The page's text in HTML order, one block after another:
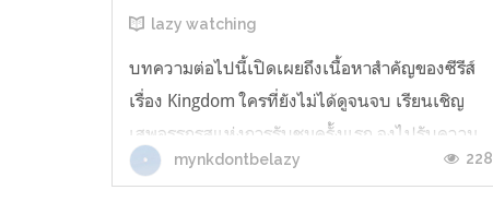
lazy watching
บทความต่อไปนี้เปิดเผยถึงเนื้อหาสำคัญของซีรีส์
เรื่อง Kingdom ใครที่ยังไม่ได้ดูจนจบ เรียนเชิญ
เสพอรรถรสแห่งการรับชมครั้งแรก จงไปรับความ
ตื่นเต้นนั้นจนเต็มปอด ก่อนเริ่มอ่านบทความนี้ค่ะ :)
mynkdontbelazy 228